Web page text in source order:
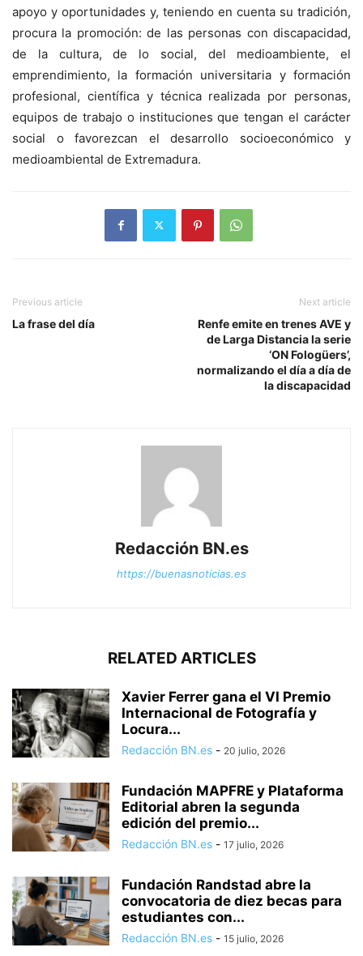
apoyo y oportunidades y, teniendo en cuenta su tradición,
procura la promoción: de las personas con discapacidad,
de la cultura, de lo social, del medioambiente, el
emprendimiento, la formación universitaria y formación
profesional, científica y técnica realizada por personas,
equipos de trabajo o instituciones que tengan el carácter
social o favorezcan el desarrollo socioeconómico y
medioambiental de Extremadura.
Previous article
La frase del día
Next article
Renfe emite en trenes AVE y
de Larga Distancia la serie
‘ON Fologüers’,
normalizando el día a día de
la discapacidad
Redacción BN.es
https://buenasnoticias.es
RELATED ARTICLES
Xavier Ferrer gana el VI Premio
Internacional de Fotografía y
Locura...
Redacción BN.es - 20 julio, 2026
Fundación MAPFRE y Plataforma
Editorial abren la segunda
edición del premio...
Redacción BN.es - 17 julio, 2026
Fundación Randstad abre la
convocatoria de diez becas para
estudiantes con...
Redacción BN.es - 15 julio, 2026